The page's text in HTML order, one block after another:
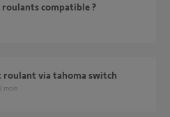
roulants compatible ?
roulant via tahoma switch
mois